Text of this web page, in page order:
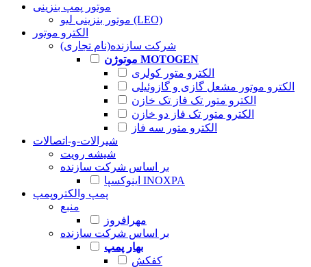
موتور پمپ بنزینی
موتور بنزینی لیو (LEO)
الکترو موتور
شرکت سازنده(نام تجاری)
موتوژن MOTOGEN
الکترو متور کولری
الکترو موتور مشعل گازی و گازوئیلی
الکترو متور تک فاز تک خازن
الکترو متور تک فاز دو خازن
الکترو متور سه فاز
شیرالات-و-اتصالات
شیشه رویت
بر اساس شرکت سازنده
اینوکسپا INOXPA
پمپ والکتروپمپ
منبع
مهرافروز
بر اساس شرکت سازنده
بهار پمپ
کفکش